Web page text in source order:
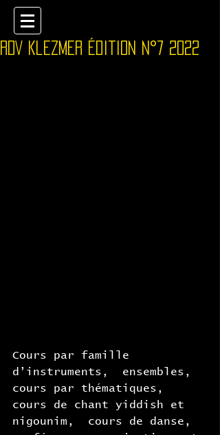
RDV klezmer édition n°7 2022
Cours par famille
d’instruments,  ensembles,
cours par thématiques,
cours de chant yiddish et
nigounim,  cours de danse,